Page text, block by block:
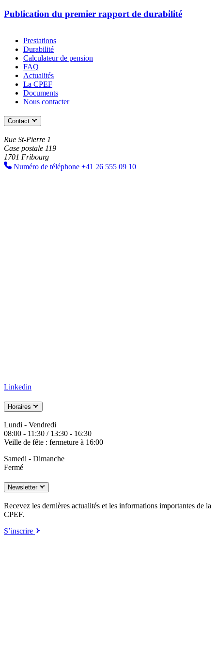
Publication du premier rapport de durabilité
Prestations
Durabilité
Calculateur de pension
FAQ
Actualités
La CPEF
Documents
Nous contacter
Contact
Rue St-Pierre 1
Case postale 119
1701 Fribourg
Numéro de téléphone +41 26 555 09 10
Linkedin
Horaires
Lundi - Vendredi
08:00 - 11:30 / 13:30 - 16:30
Veille de fête : fermeture à 16:00
Samedi - Dimanche
Fermé
Newsletter
Recevez les dernières actualités et les informations importantes de la
CPEF.
S’inscrire